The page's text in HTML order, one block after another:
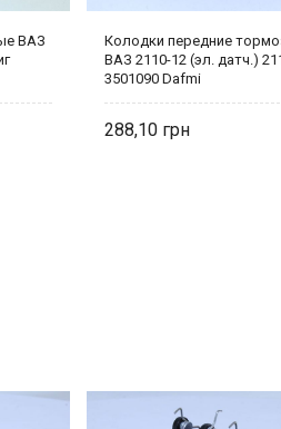
ВАЗ
Колодки передние
ВАЗ 2110-12 (эл. датч.)
3501090 Dafmi
288,10